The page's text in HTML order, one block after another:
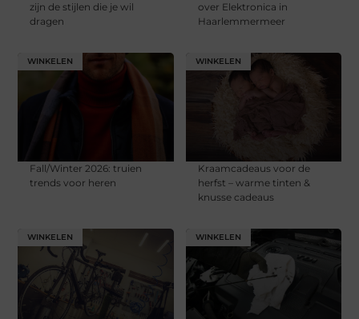
zijn de stijlen die je wil
dragen
over Elektronica in
Haarlemmermeer
WINKELEN
Fall/Winter 2026: truien
trends voor heren
WINKELEN
Kraamcadeaus voor de
herfst – warme tinten &
knusse cadeaus
WINKELEN WINKELEN